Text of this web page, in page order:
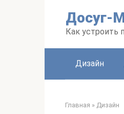
Досуг-
Как устроить
Дизайн
Главная » Дизайн